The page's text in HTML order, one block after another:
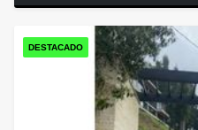
DESTACADO